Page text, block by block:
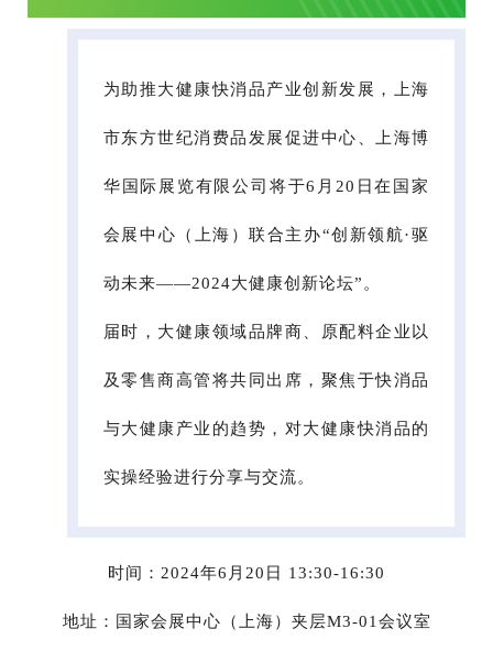
为助推大健康快消品产业创新发展，上海
市东方世纪消费品发展促进中心、上海博
华国际展览有限公司将于6月20日在国家
会展中心（上海）联合主办“创新领航·驱
动未来——2024大健康创新论坛”。
届时，大健康领域品牌商、原配料企业以
及零售商高管将共同出席，聚焦于快消品
与大健康产业的趋势，对大健康快消品的
实操经验进行分享与交流。
时间：2024年6月20日 13:30-16:30
地址：国家会展中心（上海）夹层M3-01会议室